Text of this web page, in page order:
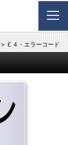
> Ｅ４・エラーコード